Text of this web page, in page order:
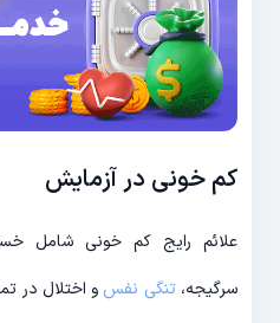
کم خونی در آزمایش
علائم رایج کم خونی شامل
سرگیجه،تنگی نفس و اختلال در